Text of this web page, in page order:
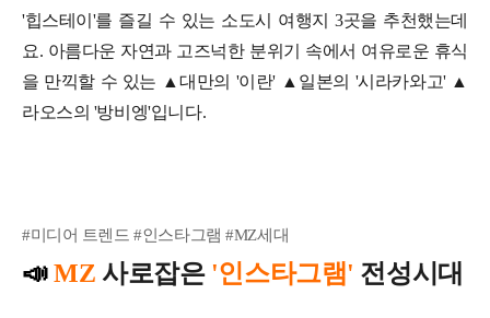
'힙스테이'를 즐길 수 있는 소도시 여행지 3곳을 추천했는데
요. 아름다운 자연과 고즈넉한 분위기 속에서 여유로운 휴식
을 만끽할 수 있는 ▲대만의 '이란' ▲일본의 '시라카와고' ▲
라오스의 '방비엥'입니다.
#미디어 트렌드 #인스타그램 #MZ세대
📣 MZ 사로잡은 '인스타그램' 전성시대